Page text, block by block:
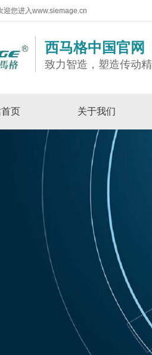
迎您进入www.siemage.cn
西马格中国官网
致力智造，塑造传动
页 关于我们